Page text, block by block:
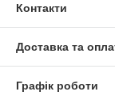
Контакти
Доставка та
Графік роботи